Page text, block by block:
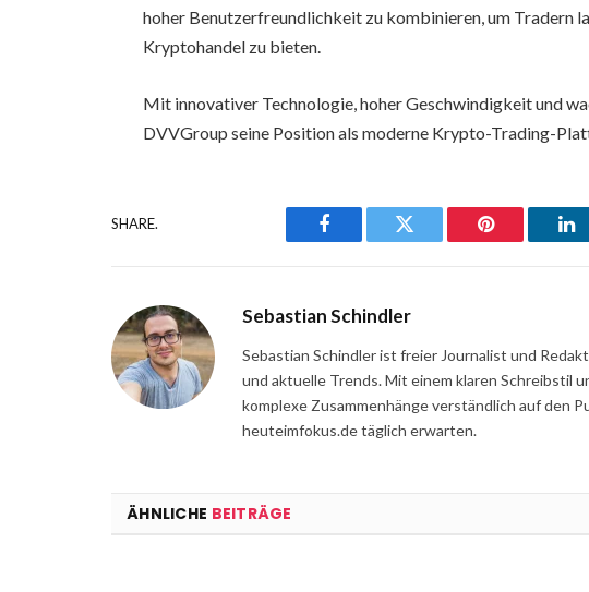
hoher Benutzerfreundlichkeit zu kombinieren, um Tradern
Kryptohandel zu bieten.
Mit innovativer Technologie, hoher Geschwindigkeit und
DVVGroup seine Position als moderne Krypto-Trading-
SHARE.
Facebook Twitter Pinterest
Sebastian Schindler
Sebastian Schindler ist freier Journalist und
und aktuelle Trends. Mit einem klaren Schreibstil
komplexe Zusammenhänge verständlich auf den
heuteimfokus.de täglich erwarten.
ÄHNLICHE BEITRÄGE